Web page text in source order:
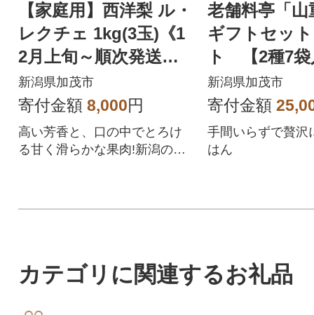
【家庭用】西洋梨 ル・
レクチェ 1kg(3玉)《1
2月上旬～順次発送》
新潟県加茂市 樋口農園
新潟県加茂市
寄付金額 8,000円
高い芳香と、口の中でとろけ
る甘く滑らかな果肉!新潟の冬
老舗料亭「山
ギフトセッ
ト 【2種7袋
鶏味噌漬炙焼
焼×3》
新潟県加茂市
寄付金額
手間いらずで贅沢
はん
カテゴリに関連するお礼品